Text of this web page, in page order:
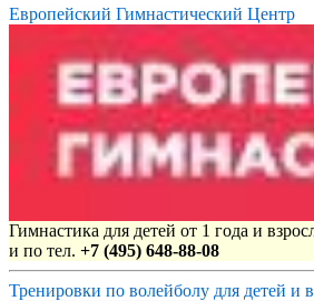
Европейский Гимнастический Центр
Гимнастика для детей от 1 года и
и по тел. +7 (495) 648-88-08
Тренировки по волейболу для детей и